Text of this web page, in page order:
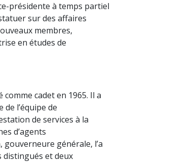
présidente à temps partiel
sur des affaires
membres,
en études de
cadet en 1965. Il a
l’équipe de
de services à la
d’agents
gouverneure générale, l’a
distingués et deux